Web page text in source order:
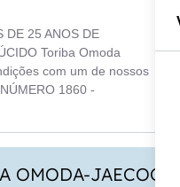
DE 25 ANOS DE
Toriba Omoda
com um de nossos
1860 -
OMODA-JAECOO